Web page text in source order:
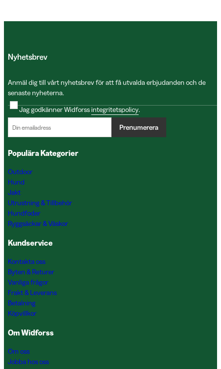
Nyhetsbrev
Anmäl dig till vårt nyhetsbrev för att få utvalda erbjudanden och de
senaste nyheterna.
Jag godkänner Widforssintegritetspolicy.
Prenumerera
Populära Kategorier
Outdoor
Hund
Jakt
Utrustning & Tillbehör
Hundfoder
Ryggsäckar & Väskor
Kundservice
Kontakta oss
Byten & Returer
Vanliga frågor
Frakt & Leverans
Betalning
Köpvillkor
Om Widforss
Om oss
Jobba hos oss